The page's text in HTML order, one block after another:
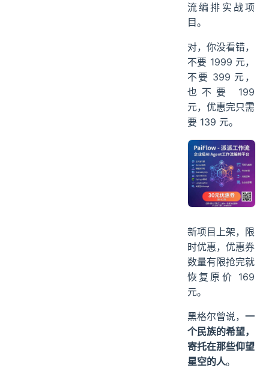
流编排实战项
目。
对，你没看错，
不要 1999 元，
不要 399 元，
也不要 199
元，优惠完只需
要 139 元。
新项目上架，限
时优惠，优惠券
数量有限抢完就
恢复原价 169
元。
黑格尔曾说， 一
个民族的希望，
寄托在那些仰望
星空的人。